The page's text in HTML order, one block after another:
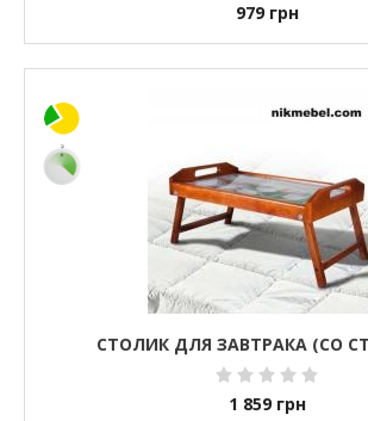
979 грн
СТОЛИК ДЛЯ ЗАВТРАКА (СО
1 859 грн